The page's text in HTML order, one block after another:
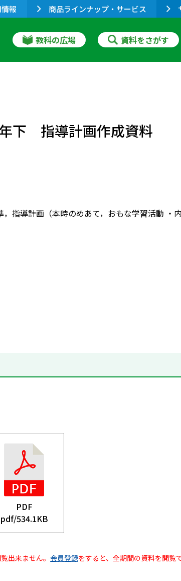
報 商品ラインナップ・サービス
教科の広場 資料をさがす
下 指導計画作成資料
指導計画（本時のめあて，おもな学習活動 ・
PDF
pdf/534.1KB
出来ません。 会員登録をすると、全期間の資料を閲覧